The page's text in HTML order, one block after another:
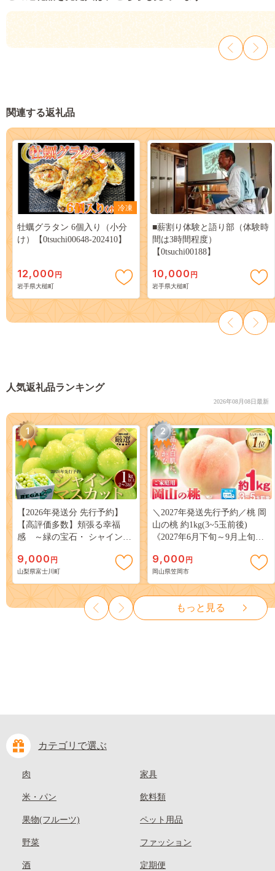
関連する返礼品
冷凍
牡蠣グラタン 6個入り（小分
け）【0tsuchi00648-202410】
12,000 円
岩手県大槌町
■薪割り体験と語り部（体験時
間は3時間程度）
【0tsuchi00188】
10,000 円
岩手県大槌町
人気返礼品ランキング
2026年08月08日最新
1
【2026年発送分 先行予約】
【高評価多数】頬張る幸福
感 ～緑の宝石・ シャインマ
３房） フルーツ 山梨県産 果
物 くだもの シャイン マスカ
ット ぶどう ブドウ 葡萄 大粒
種なし 先行予約 富士川町
10000円 一万円 9000円 九千円
9,000 円
山梨県富士川町
2
＼2027年発送先行予約／桃 岡
山の桃 約1kg(3~5玉前後)
《2027年6月下旬～9月上旬頃
岡山 はくとう スイーツ フル
ーツ 果物 デザート 旬 モモ も
も 先行予約 送料無料 果物 岡
山県 笠岡市 清水白桃 白鳳 白
麗 クール便---
kasaoka_zsy_419_100---
9,000 円
岡山県笠岡市
もっと見る
カテゴリで選ぶ
肉
米・パン
果物(フルーツ)
野菜
酒
家具
飲料類
ペット用品
ファッション
定期便